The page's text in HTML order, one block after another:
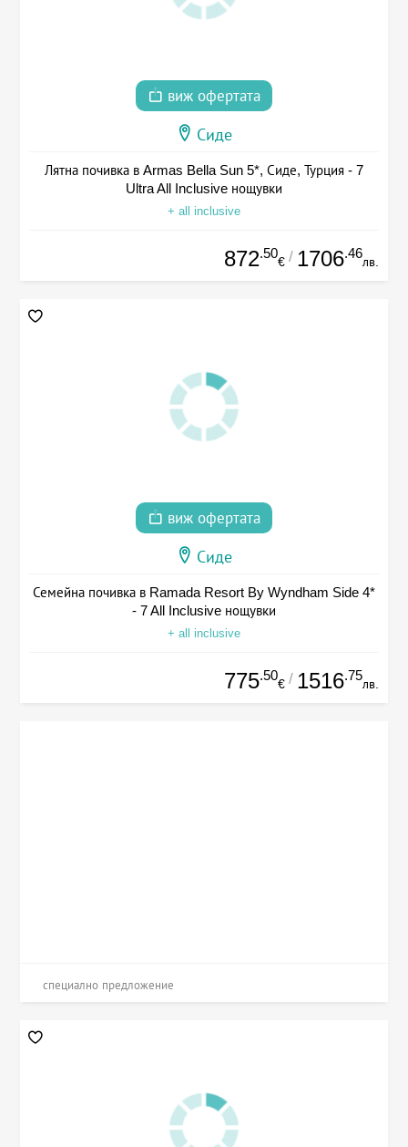
виж офертата
Сиде
Лятна почивка в Armas Bella Sun 5*, Сиде, Турция - 7
Ultra All Inclusive нощувки
+ all inclusive
872.50
€ / 1706.46
лв.
виж офертата
Сиде
Семейна почивка в Ramada Resort By Wyndham Side 4*
- 7 All Inclusive нощувки
+ all inclusive
775.50
€ / 1516.75
лв.
специално предложение